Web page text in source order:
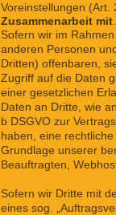
Voreinstellungen (Art.
Zusammenarbeit
Sofern wir im
anderen Personen
Dritten) offenbaren,
Zugriff auf die Daten
einer gesetzlichen
Daten an Dritte, wie
b DSGVO zur
haben, eine
Grundlage unserer
Beauftragten,
Sofern wir Dritte mit
eines sog.